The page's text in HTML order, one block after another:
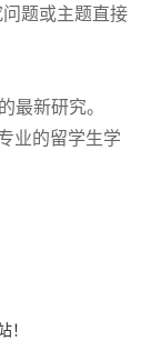
题或主题直接
最新研究。
业的留学生学
！